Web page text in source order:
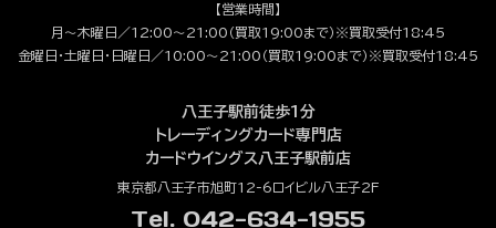
【営業時間】
月～木曜日／12:00～21:00（買取19:00まで）※買取受付18:45
金曜日・土曜日・日曜日／10:00～21:00（買取19:00まで）※買取受付18:45
八王子駅前徒歩1分
トレーディングカード専門店
カードウイングス八王子駅前店
東京都八王子市旭町12-6ロイビル八王子2F
Tel. 042-634-1955